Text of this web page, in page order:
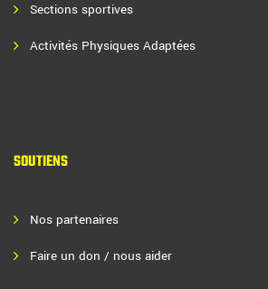
Sections sportives
Activités Physiques Adaptées
SOUTIENS
Nos partenaires
Faire un don / nous aider